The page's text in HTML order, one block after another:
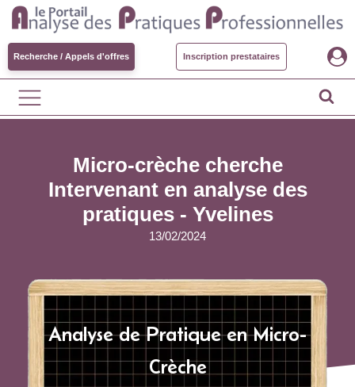
Recherche / Appels d'offres Inscription prestataires
Micro-crèche cherche
Intervenant en analyse des
pratiques - Yvelines
13/02/2024
Analyse de Pratique en Micro-
Crèche